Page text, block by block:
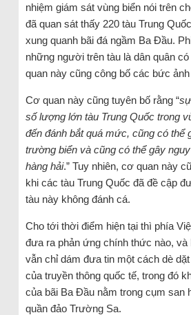
nhiệm giám sát vùng biển nói trên
đã quan sát thấy 220 tàu Trung
xung quanh bãi đá ngầm Ba Đầu.
những người trên tàu là dân quân
quan này cũng công bố các bức ảnh
Cơ quan này cũng tuyên bố rằng “
số lượng lớn tàu Trung Quốc trong
đến đánh bắt quá mức, cũng có thể
trường biển và cũng có thể gây
hàng hải.” Tuy nhiên, cơ quan này
khi các tàu Trung Quốc đã đề cập
tàu này không đánh cá.
Cho tới thời điểm hiện tại thì phía
đưa ra phản ứng chính thức nào, và
vẫn chỉ dám đưa tin một cách dè
của truyền thông quốc tế, trong đó
của bãi Ba Đầu nằm trong cụm san
quần đảo Trường Sa.